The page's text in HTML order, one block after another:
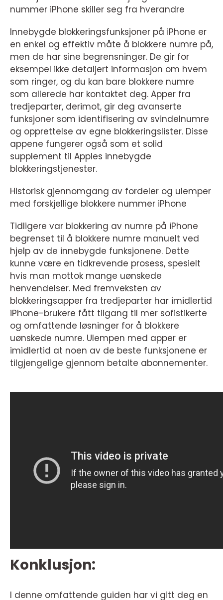
nummer iPhone skiller seg fra hverandre
Innebygde blokkeringsfunksjoner på iPhone er
en enkel og effektiv måte å blokkere numre på,
men de har sine begrensninger. De gir for
eksempel ikke detaljert informasjon om hvem
som ringer, og du kan bare blokkere numre
som allerede har kontaktet deg. Apper fra
tredjeparter, derimot, gir deg avanserte
funksjoner som identifisering av svindelnumre
og opprettelse av egne blokkeringslister. Disse
appene fungerer også som et solid
supplement til Apples innebygde
blokkeringstjenester.
Historisk gjennomgang av fordeler og ulemper
med forskjellige blokkere nummer iPhone
Tidligere var blokkering av numre på iPhone
begrenset til å blokkere numre manuelt ved
hjelp av de innebygde funksjonene. Dette
kunne være en tidkrevende prosess, spesielt
hvis man mottok mange uønskede
henvendelser. Med fremveksten av
blokkeringsapper fra tredjeparter har imidlertid
iPhone-brukere fått tilgang til mer sofistikerte
og omfattende løsninger for å blokkere
uønskede numre. Ulempen med apper er
imidlertid at noen av de beste funksjonene er
tilgjengelige gjennom betalte abonnementer.
Konklusjon:
I denne omfattende guiden har vi gitt deg en